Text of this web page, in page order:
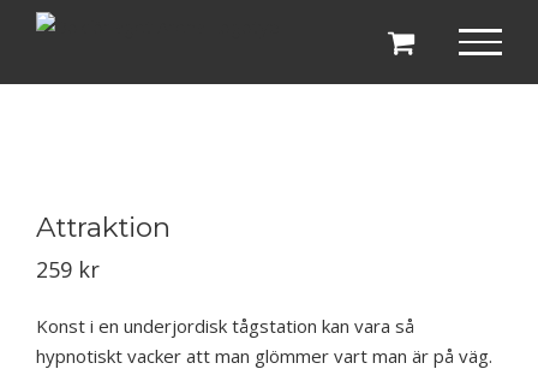
Fortsätt
Attraktion
259 kr
Konst i en underjordisk tågstation kan vara så
hypnotiskt vacker att man glömmer vart man är på väg.